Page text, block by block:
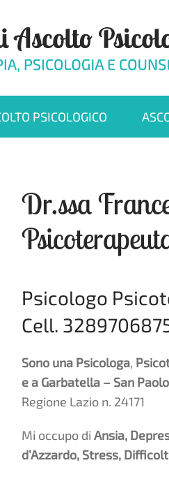
PSICOLOGICO
Dr.ssa
Psicologo
Cell.
Sono una Psicologa,
e a Garbatella – San
Regione Lazio n. 24171
Mi occupo di Ansia,
d’Azzardo, Stress,